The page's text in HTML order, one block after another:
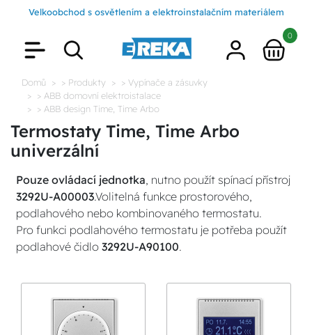
Velkoobchod s osvětlením a elektroinstalačním materiálem
0
Domů > Produkty
> Vypínače a zásuvky
> ABB domovní elektroistalace
> ABB design Time, Time Arbo
Termostaty Time, Time Arbo
univerzální
Pouze ovládací jednotka, nutno použít spínací přístroj
3292U-A00003.Volitelná funkce prostorového,
podlahového nebo kombinovaného termostatu.
Pro funkci podlahového termostatu je potřeba použít
podlahové čidlo 3292U-A90100.